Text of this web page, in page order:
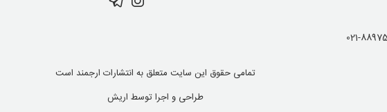
تمامی حقوق این سایت متعلق به انتشارات ارجمند است
طراحی و اجرا توسط اریش